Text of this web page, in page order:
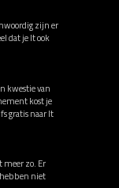
zijn er
dat je It ook
kwestie van
kost je
gratis naar It
meer zo. Er
niet